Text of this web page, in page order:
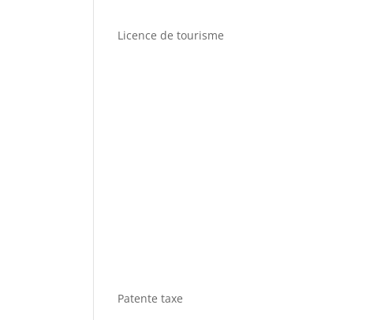
Licence de tourisme
Patente taxe